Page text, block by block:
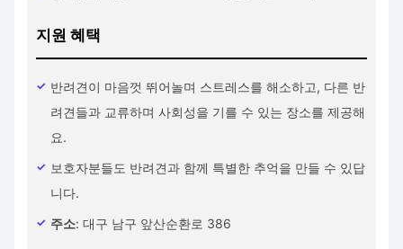
지원 혜택
반려견이 마음껏 뛰어놀며 스트레스를 해소하고, 다른 반
려견들과 교류하며 사회성을 기를 수 있는 장소를 제공해
요.
보호자분들도 반려견과 함께 특별한 추억을 만들 수 있답
니다.
주소: 대구 남구 앞산순환로 386